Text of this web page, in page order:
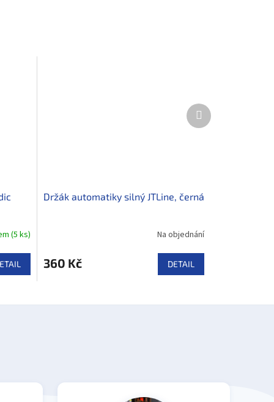
(5 ks)
Držák automatiky silný JTLine, černá
Na objednání
360 Kč DETAIL
Další
produkt